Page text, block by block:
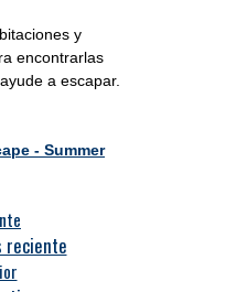
y
encontrarlas
a escapar.
- Summer
reciente